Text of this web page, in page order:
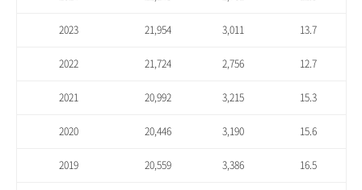
2023 21,954 3,011 13.7
2022 21,724 2,756 12.7
2021 20,992 3,215 15.3
2020 20,446 3,190 15.6
2019 20,559 3,386 16.5